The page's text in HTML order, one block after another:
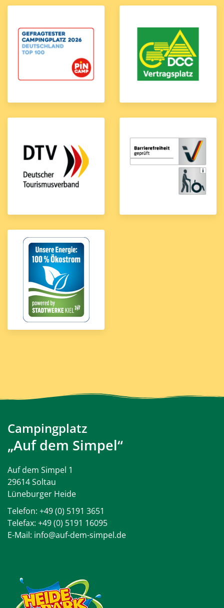
Campingplatz
„Auf dem Simpel“
Auf dem Simpel 1
29614 Soltau
Lüneburger Heide
Telefon: +49 (0) 5191 3651
Telefax: +49 (0) 5191 16095
E-Mail: info@auf-dem-simpel.de